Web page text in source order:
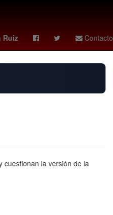
Ruiz Contacto
clima en hermosillo
cuestionan la versión de la